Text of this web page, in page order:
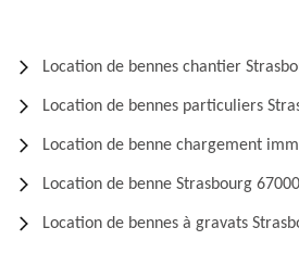
Location de bennes chantier
Location de bennes particuliers
Location de benne chargement
Location de benne Strasbourg 67000
Location de bennes à gravats